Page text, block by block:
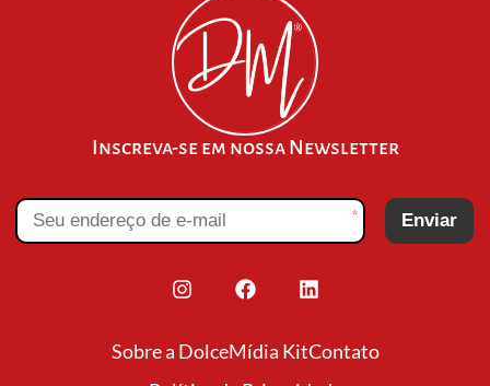
Inscreva-se em nossa Newsletter
* Enviar
Sobre a DolceMídia KitContato